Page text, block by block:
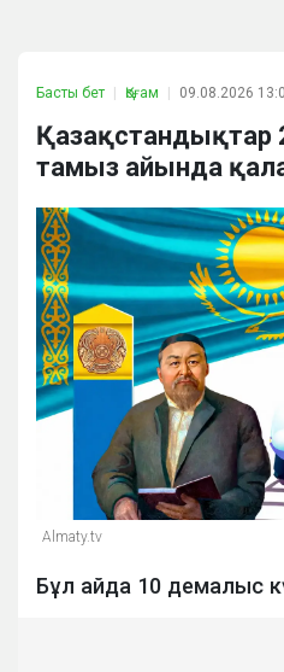
Басты бет Қоғам 09.08.2026
тамыз айында
Almaty.tv
Бұл айда 10 демалыс